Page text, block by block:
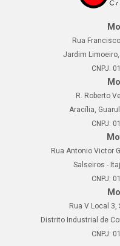
Rua
Jardim Limoeiro,
CNPJ:
R. Roberto
Aracília,
CNPJ:
Rua Antonio Victor
Salseiros -
CNPJ:
Rua V Local 3,
Distrito Industrial de
CNPJ: